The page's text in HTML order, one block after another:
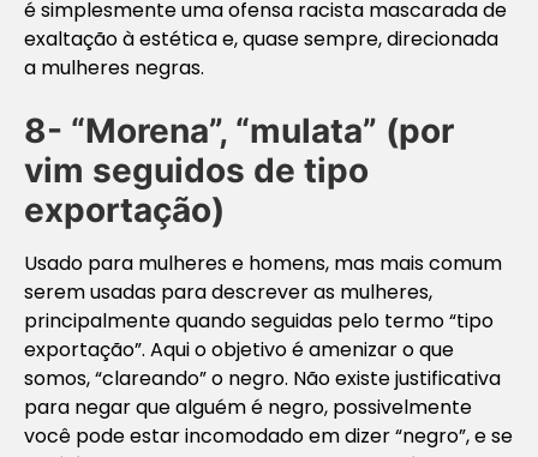
é simplesmente uma ofensa racista mascarada de
exaltação à estética e, quase sempre, direcionada
a mulheres negras.
8- “Morena”, “mulata” (por
vim seguidos de tipo
exportação)
Usado para mulheres e homens, mas mais comum
serem usadas para descrever as mulheres,
principalmente quando seguidas pelo termo “tipo
exportação”. Aqui o objetivo é amenizar o que
somos, “clareando” o negro. Não existe justificativa
para negar que alguém é negro, possivelmente
você pode estar incomodado em dizer “negro”, e se